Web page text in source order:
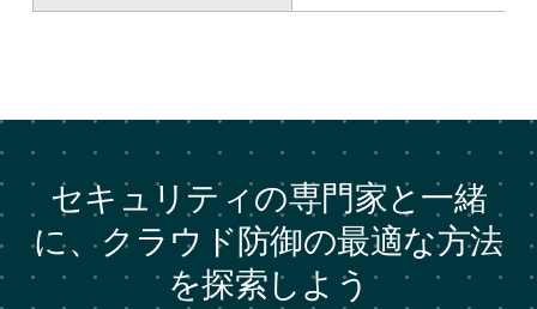
セキュリティの専門家と一緒
に、クラウド防御の最適な方法
を探索しよう